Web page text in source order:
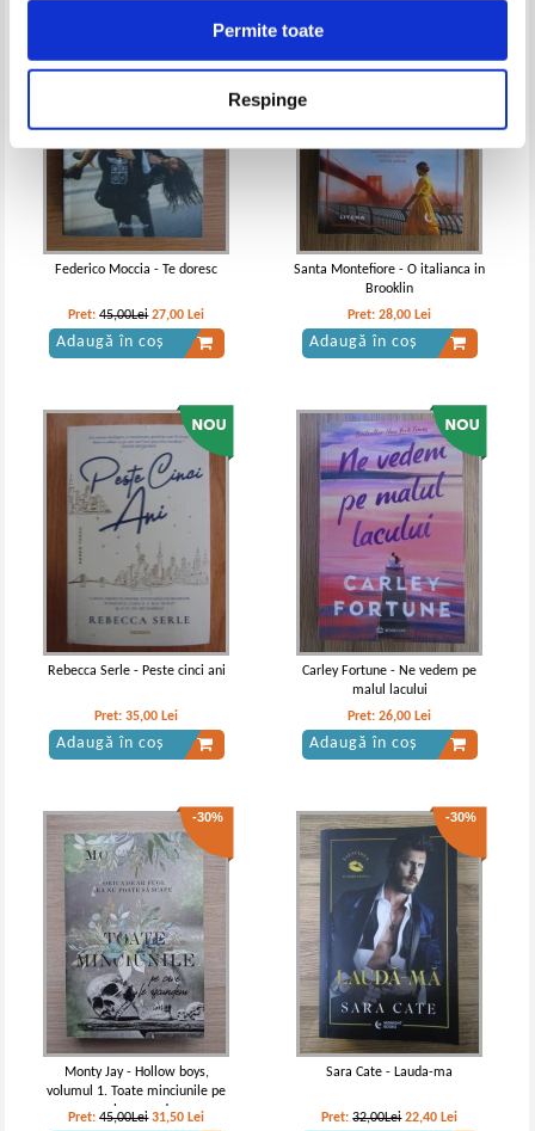
Permite toate
Respinge
Federico Moccia - Te doresc
Pret:45,00Lei 27,00 Lei
Adaugă în coș
Santa Montefiore - O italianca in
Brooklin
Pret:28,00 Lei
Adaugă în coș
Rebecca Serle - Peste cinci ani
Pret:35,00 Lei
Adaugă în coș
Carley Fortune - Ne vedem pe
malul lacului
Pret:26,00 Lei
Adaugă în coș
-30%
Monty Jay - Hollow boys,
volumul 1. Toate minciunile pe
care le ascundem
Pret:45,00Lei 31,50 Lei
-30%
Sara Cate - Lauda-ma
Pret:32,00Lei 22,40 Lei